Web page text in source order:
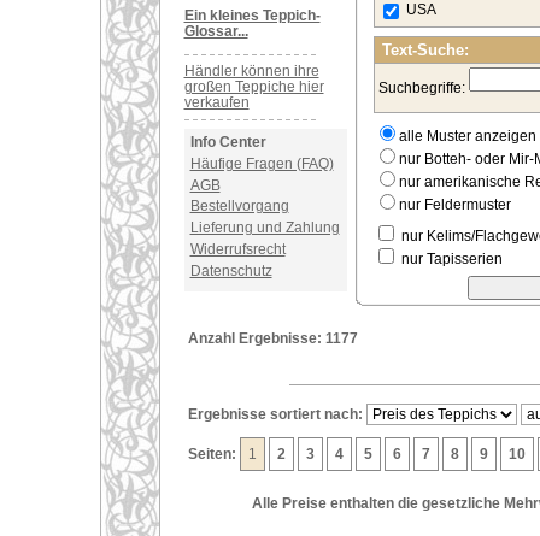
Ein kleines Teppich-
Glossar...
Händler können ihre
großen Teppiche hier
verkaufen
Info Center
Häufige Fragen (FAQ)
AGB
Bestellvorgang
Lieferung und Zahlung
Widerrufsrecht
Datenschutz
USA
Text-Suche:
Suchbegriffe:
alle Muster anzeigen
nur Botteh- oder Mir-
nur amerikanische
nur Feldermuster
nur Kelims/
nur Tapisserien
Anzahl Ergebnisse: 1177
Ergebnisse sortiert nach:
Seiten: 1 2 3 4 5 6 7 8 9 10
Alle Preise enthalten die gesetzliche